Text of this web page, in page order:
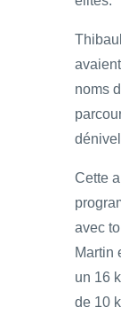
noms
Cette
avec
Martin
un 16
de 10